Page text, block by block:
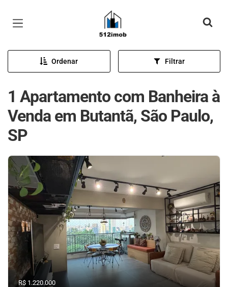
Página inicial
Ordenar Filtrar
1 Apartamento com Banheira à
Venda em Butantã, São Paulo,
SP
R$ 1.220.000